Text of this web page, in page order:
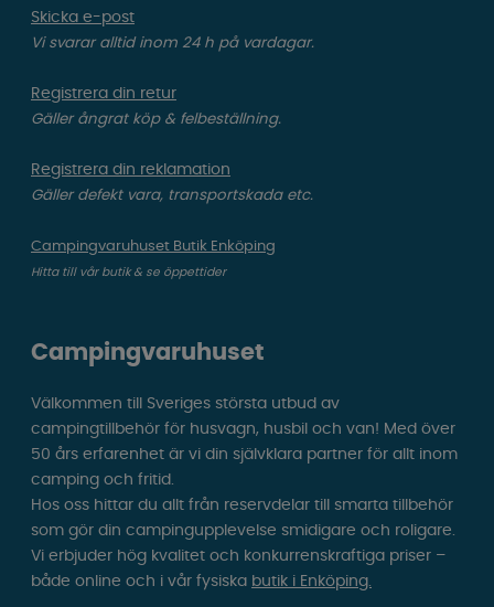
Skicka e-post
Vi svarar alltid inom 24 h på vardagar.
Registrera din retur
Gäller ångrat köp & felbeställning.
Registrera din reklamation
Gäller defekt vara, transportskada etc.
Campingvaruhuset Butik Enköping
Hitta till vår butik & se öppettider
Campingvaruhuset
Välkommen till Sveriges största utbud av
campingtillbehör för husvagn, husbil och van! Med över
50 års erfarenhet är vi din självklara partner för allt inom
camping och fritid.
Hos oss hittar du allt från reservdelar till smarta tillbehör
som gör din campingupplevelse smidigare och roligare.
Vi erbjuder hög kvalitet och konkurrenskraftiga priser –
både online och i vår fysiska butik i Enköping.